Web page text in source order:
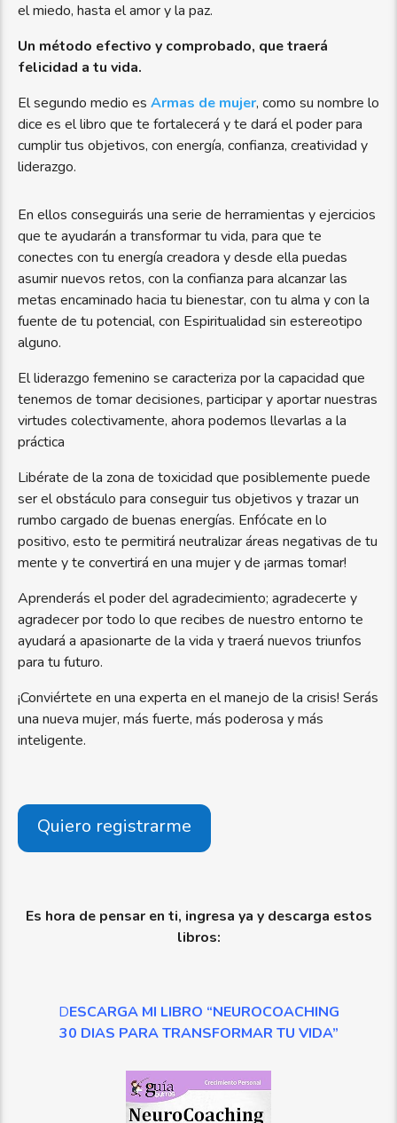
el miedo, hasta el amor y la paz.
Un método efectivo y comprobado, que traerá
felicidad a tu vida.
El segundo medio es Armas de mujer, como su nombre lo
dice es el libro que te fortalecerá y te dará el poder para
cumplir tus objetivos, con energía, confianza, creatividad y
liderazgo.
En ellos conseguirás una serie de herramientas y ejercicios
que te ayudarán a transformar tu vida, para que te
conectes con tu energía creadora y desde ella puedas
asumir nuevos retos, con la confianza para alcanzar las
metas encaminado hacia tu bienestar, con tu alma y con la
fuente de tu potencial, con Espiritualidad sin estereotipo
alguno.
El liderazgo femenino se caracteriza por la capacidad que
tenemos de tomar decisiones, participar y aportar nuestras
virtudes colectivamente, ahora podemos llevarlas a la
práctica
Libérate de la zona de toxicidad que posiblemente puede
ser el obstáculo para conseguir tus objetivos y trazar un
rumbo cargado de buenas energías. Enfócate en lo
positivo, esto te permitirá neutralizar áreas negativas de tu
mente y te convertirá en una mujer y de ¡armas tomar!
Aprenderás el poder del agradecimiento; agradecerte y
agradecer por todo lo que recibes de nuestro entorno te
ayudará a apasionarte de la vida y traerá nuevos triunfos
para tu futuro.
¡Conviértete en una experta en el manejo de la crisis! Serás
una nueva mujer, más fuerte, más poderosa y más
inteligente.
Quiero registrarme
Es hora de pensar en ti, ingresa ya y descarga estos
libros:
DESCARGA MI LIBRO “NEUROCOACHING
30 DIAS PARA TRANSFORMAR TU VIDA”